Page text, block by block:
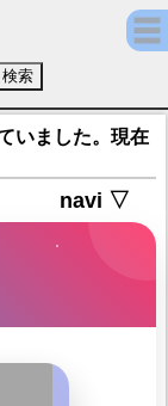
奈)【デステ
いました。現在
navi ▽